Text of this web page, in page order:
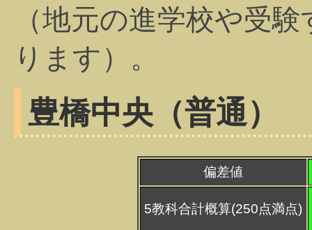
（地元の進学校や受
ります）。
豊橋中央（普通）
偏差値
5教科合計概算(250点満点)